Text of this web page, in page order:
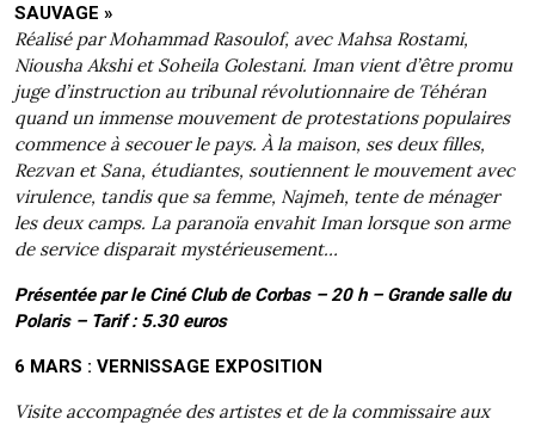
SAUVAGE »
Réalisé par Mohammad Rasoulof, avec Mahsa Rostami,
Niousha Akshi et Soheila Golestani. Iman vient d’être promu
juge d’instruction au tribunal révolutionnaire de Téhéran
quand un immense mouvement de protestations populaires
commence à secouer le pays. À la maison, ses deux filles,
Rezvan et Sana, étudiantes, soutiennent le mouvement avec
virulence, tandis que sa femme, Najmeh, tente de ménager
les deux camps. La paranoïa envahit Iman lorsque son arme
de service disparait mystérieusement…
Présentée par le Ciné Club de Corbas – 20 h – Grande salle du
Polaris – Tarif : 5.30 euros
6 MARS : VERNISSAGE EXPOSITION
Visite accompagnée des artistes et de la commissaire aux